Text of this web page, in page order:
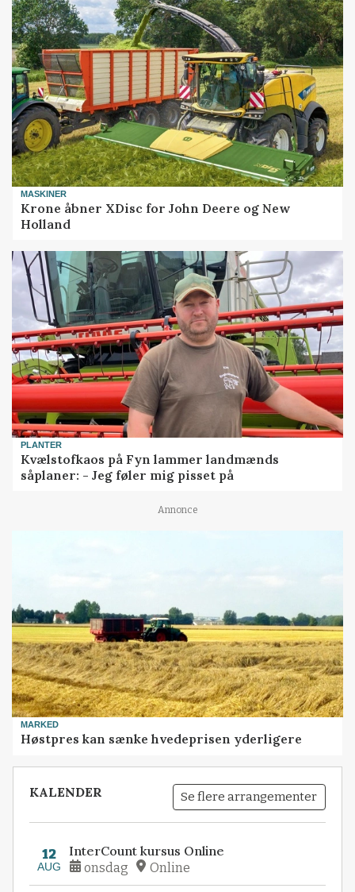
MASKINER
Krone åbner XDisc for John Deere og New
Holland
PLANTER
Kvælstofkaos på Fyn lammer landmænds
såplaner: - Jeg føler mig pisset på
Annonce
MARKED
Høstpres kan sænke hvedeprisen yderligere
KALENDER Se flere arrangementer
12
AUG
InterCount kursus Online
onsdag Online